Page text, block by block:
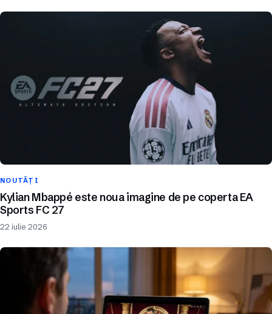
NOUTĂȚI
Kylian Mbappé este noua imagine de pe coperta EA
Sports FC 27
22 iulie 2026